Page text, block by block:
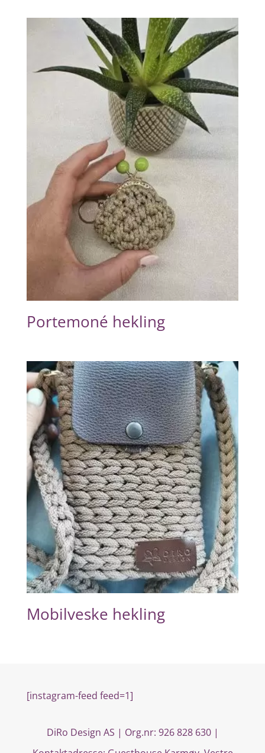
Portemoné hekling
Mobilveske hekling
[instagram-feed feed=1]
DiRo Design AS | Org.nr: 926 828 630 |